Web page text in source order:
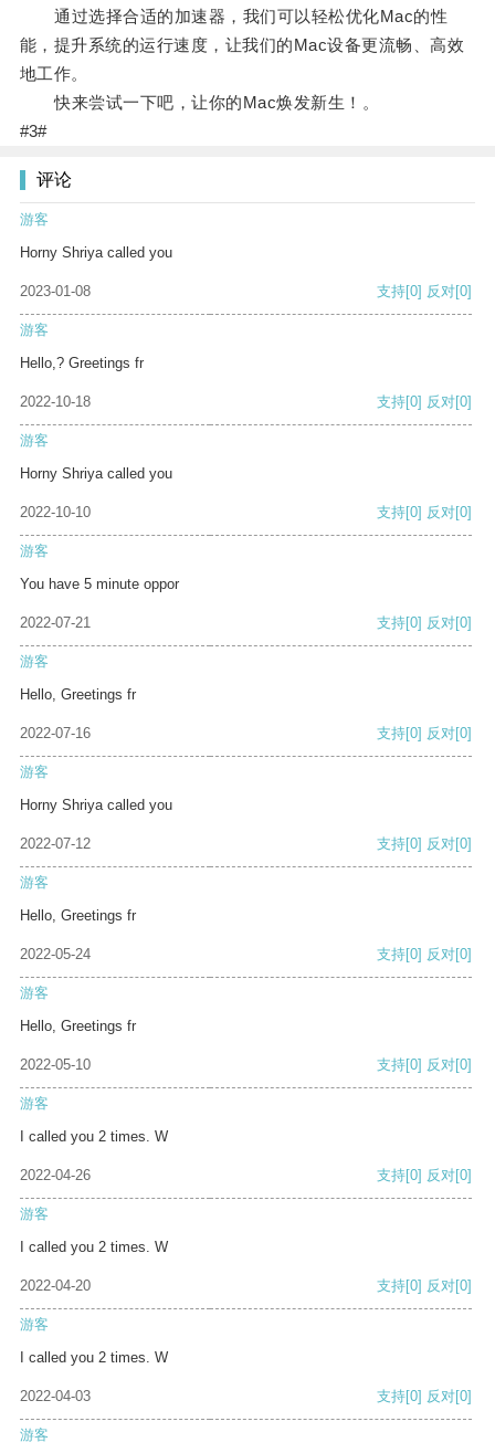
通过选择合适的加速器，我们可以轻松优化Mac的性
能，提升系统的运行速度，让我们的Mac设备更流畅、高效
地工作。
快来尝试一下吧，让你的Mac焕发新生！。
#3#
评论
游客
Horny Shriya called you
2023-01-08 支持[0] 反对[0]
游客
Hello,? Greetings fr
2022-10-18 支持[0] 反对[0]
游客
Horny Shriya called you
2022-10-10 支持[0] 反对[0]
游客
You have 5 minute oppor
2022-07-21 支持[0] 反对[0]
游客
Hello, Greetings fr
2022-07-16 支持[0] 反对[0]
游客
Horny Shriya called you
2022-07-12 支持[0] 反对[0]
游客
Hello, Greetings fr
2022-05-24 支持[0] 反对[0]
游客
Hello, Greetings fr
2022-05-10 支持[0] 反对[0]
游客
I called you 2 times. W
2022-04-26 支持[0] 反对[0]
游客
I called you 2 times. W
2022-04-20 支持[0] 反对[0]
游客
I called you 2 times. W
2022-04-03 支持[0] 反对[0]
游客